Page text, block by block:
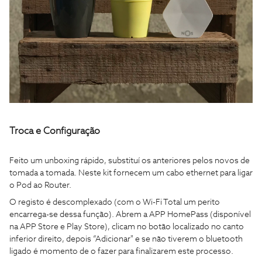
Troca e Configuração
Feito um unboxing rápido, substituí os anteriores pelos novos de
tomada a tomada. Neste kit fornecem um cabo ethernet para ligar
o Pod ao Router.
O registo é descomplexado (com o Wi-Fi Total um perito
encarrega-se dessa função). Abrem a APP HomePass (disponível
na APP Store e Play Store), clicam no botão localizado no canto
inferior direito, depois “Adicionar" e se não tiverem o bluetooth
ligado é momento de o fazer para finalizarem este processo.